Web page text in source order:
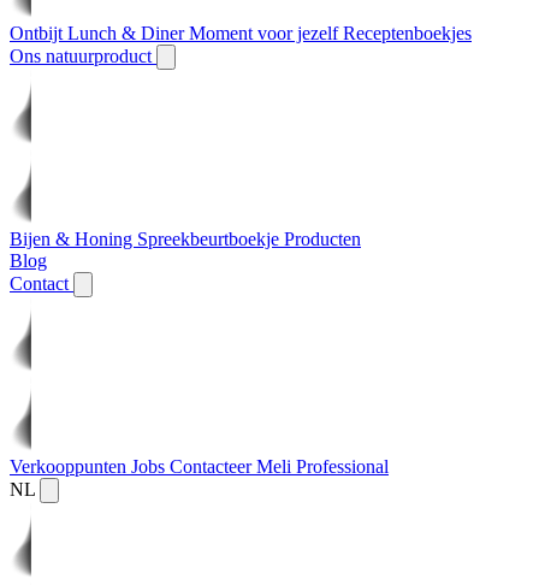
OntbijtLunch & DinerMoment voor jezelfReceptenboekjes
Ons natuurproduct
Bijen & Honing Spreekbeurtboekje Producten
Blog
Contact
Verkooppunten Jobs Contacteer Meli Professional
NL